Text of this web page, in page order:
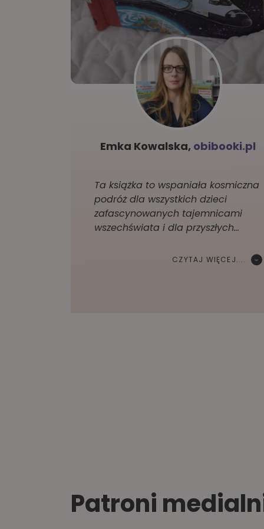
Emka Kowalska, obibooki.pl
Ta książka to wspaniała kosmiczna
podróż dla wszystkich dzieci
zafascynowanych tajemnicami
wszechświata i dla przyszłych…
CZYTAJ WIĘCEJ....
Patroni